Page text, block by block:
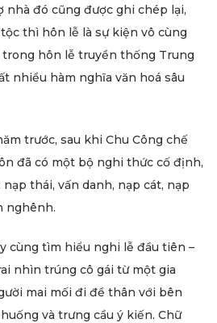
nhà đó cũng được ghi chép lại,
thì hôn lễ là sự kiện vô cùng
hôn lễ truyền thống Trung
nhiều hàm nghĩa văn hoá sâu
trước, sau khi Chu Công chế
đã có một bộ nghi thức cố định,
nạp thái, vấn danh, nạp cát, nạp
nghênh.
cùng tìm hiểu nghi lễ đầu tiên –
nhìn trúng cô gái từ một gia
mai mối đi đề thân với bên
và trưng cầu ý kiến. Chữ